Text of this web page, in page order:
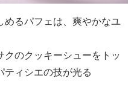
めるパフェは、爽やかなユ
のクッキーシューをトッ
ティシエの技が光る